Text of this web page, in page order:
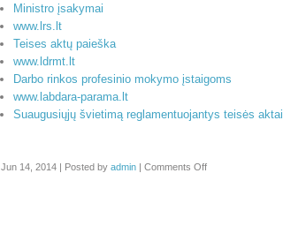
Ministro įsakymai
www.lrs.lt
Teises aktų paieška
www.ldrmt.lt
Darbo rinkos profesinio mokymo įstaigoms
www.labdara-parama.lt
Suaugusiųjų švietimą reglamentuojantys teisės aktai
Jun 14, 2014 | Posted by admin | Comments Off